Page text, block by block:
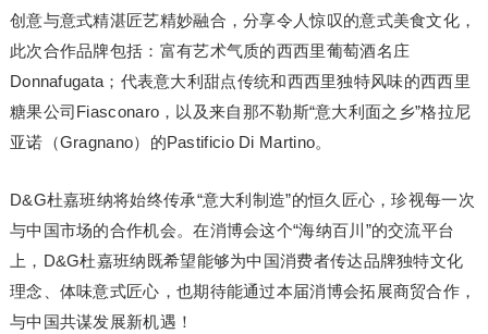
创意与意式精湛匠艺精妙融合，分享令人惊叹的意式美食文化，
此次合作品牌包括：富有艺术气质的西西里葡萄酒名庄
Donnafugata；代表意大利甜点传统和西西里独特风味的西西里
糖果公司Fiasconaro，以及来自那不勒斯“意大利面之乡”格拉尼
亚诺（Gragnano）的Pastificio Di Martino。
D&G杜嘉班纳将始终传承“意大利制造”的恒久匠心，珍视每一次
与中国市场的合作机会。在消博会这个“海纳百川”的交流平台
上，D&G杜嘉班纳既希望能够为中国消费者传达品牌独特文化
理念、体味意式匠心，也期待能通过本届消博会拓展商贸合作，
与中国共谋发展新机遇！